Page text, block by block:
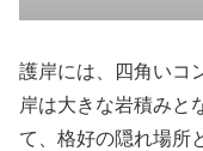
護岸には、四角いコ
岸は大きな岩積みと
て、格好の隠れ場所